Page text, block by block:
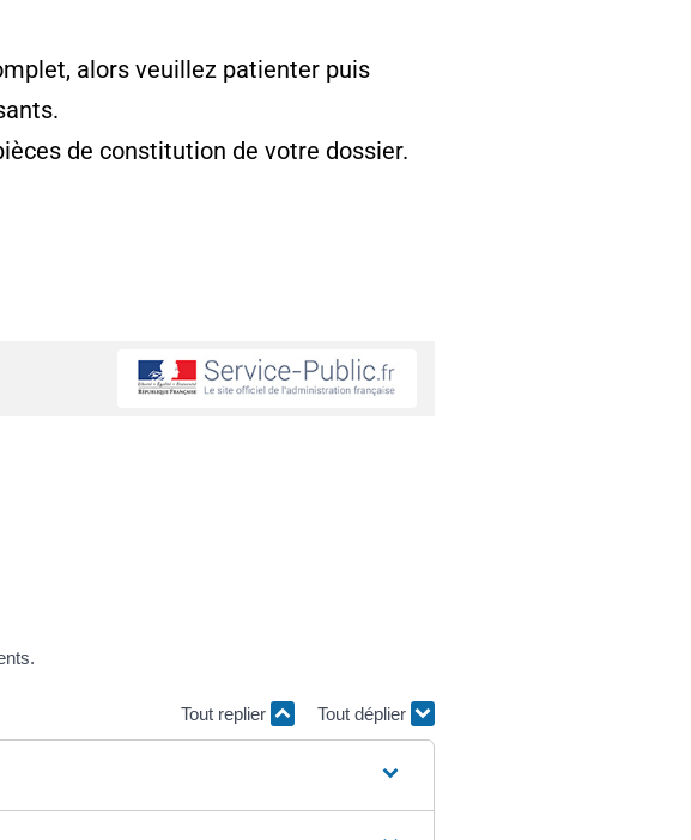
alors veuillez patienter puis
de constitution de votre dossier.
Tout replier Tout déplier